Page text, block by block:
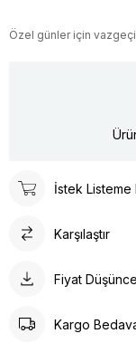
Özel günler için
İstek Listeme
Karşılaştır
Fiyat
Kargo